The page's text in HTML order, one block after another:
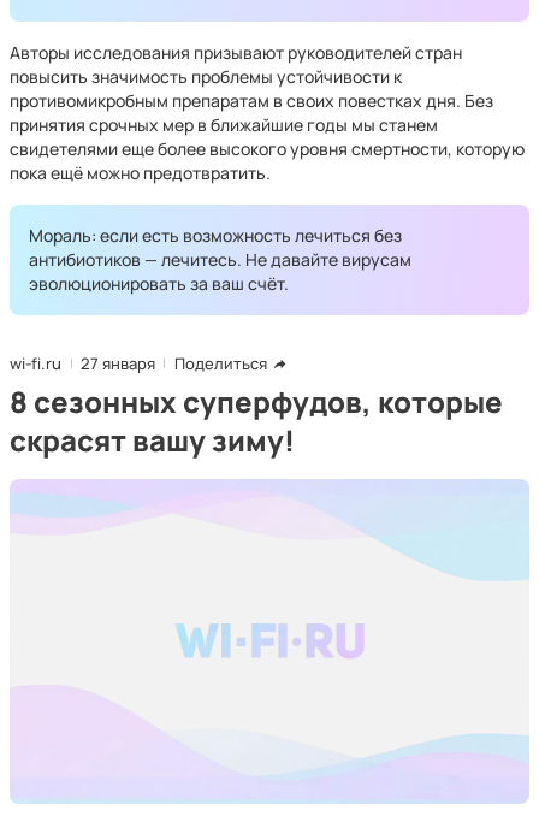
Авторы исследования призывают руководителей стран
повысить значимость проблемы устойчивости к
противомикробным препаратам в своих повестках дня. Без
принятия срочных мер в ближайшие годы мы станем
свидетелями еще более высокого уровня смертности, которую
пока ещё можно предотвратить.
Мораль: если есть возможность лечиться без
антибиотиков — лечитесь. Не давайте вирусам
эволюционировать за ваш счёт.
wi-fi.ru 27 января Поделиться
8 сезонных суперфудов, которые
скрасят вашу зиму!